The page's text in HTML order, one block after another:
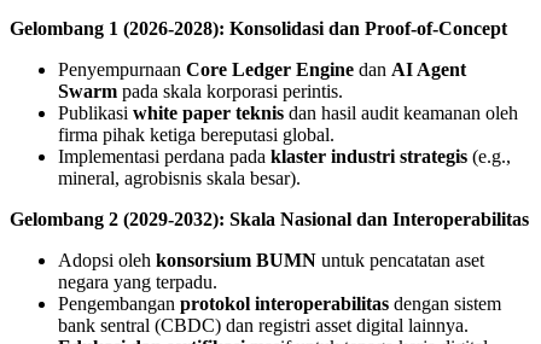
Gelombang 1 (2026-2028): Konsolidasi dan Proof-of-Concept
Penyempurnaan Core Ledger Engine dan AI Agent
Swarm pada skala korporasi perintis.
Publikasi white paper teknis dan hasil audit keamanan oleh
firma pihak ketiga bereputasi global.
Implementasi perdana pada klaster industri strategis (e.g.,
mineral, agrobisnis skala besar).
Gelombang 2 (2029-2032): Skala Nasional dan Interoperabilitas
Adopsi oleh konsorsium BUMN untuk pencatatan aset
negara yang terpadu.
Pengembangan protokol interoperabilitas dengan sistem
bank sentral (CBDC) dan registri asset digital lainnya.